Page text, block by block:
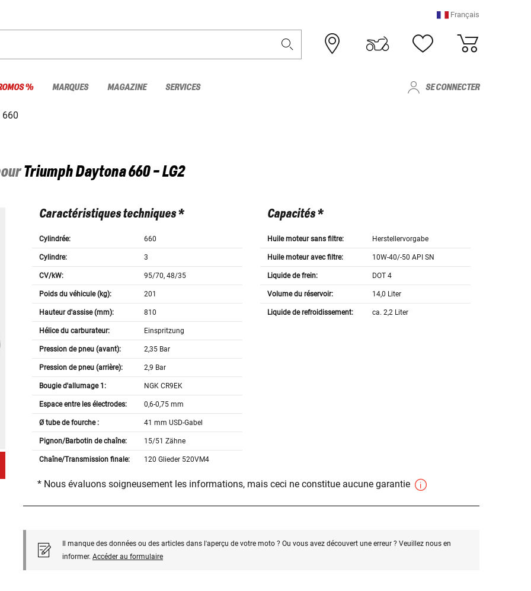
Français
% MARQUES MAGAZINE SERVICES SE CONNECTER
660
TriumphDaytona 660 - LG2
Caractéristiques techniques *
Cylindrée: 660
Cylindre: 3
CV/kW: 95/70, 48/35
Poids du véhicule (kg): 201
Hauteur d'assise (mm): 810
Hélice du carburateur: Einspritzung
Pression de pneu (avant): 2,35 Bar
Pression de pneu (arrière): 2,9 Bar
Bougie d'allumage 1: NGK CR9EK
Espace entre les électrodes: 0,6-0,75 mm
Ø tube de fourche : 41 mm USD-Gabel
Pignon/Barbotin de chaîne: 15/51 Zähne
Chaîne/Transmission finale: 120 Glieder 520VM4
Capacités *
Huile moteur sans filtre: Herstellervorgabe
Huile moteur avec filtre: 10W-40/-50 API SN
Liquide de frein: DOT 4
Volume du réservoir: 14,0 Liter
Liquide de refroidissement: ca. 2,2 Liter
* Nous évaluons soigneusement les informations, mais ceci ne constitue aucune garantie
Il manque des données ou des articles dans l'aperçu de votre moto ? Ou vous avez découvert une erreur ? Veuillez nous en
informer. Accéder au formulaire